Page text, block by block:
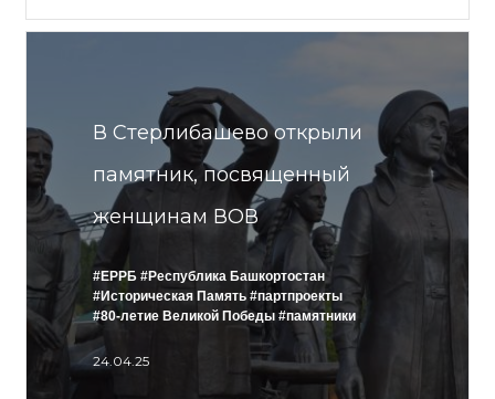
В Стерлибашево открыли
памятник, посвященный
женщинам ВОВ
#ЕРРБ #Республика Башкортостан
#Историческая Память #партпроекты
#80-летие Великой Победы #памятники
24.04.25